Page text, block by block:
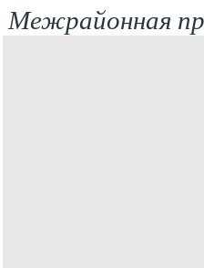
Межрайонная